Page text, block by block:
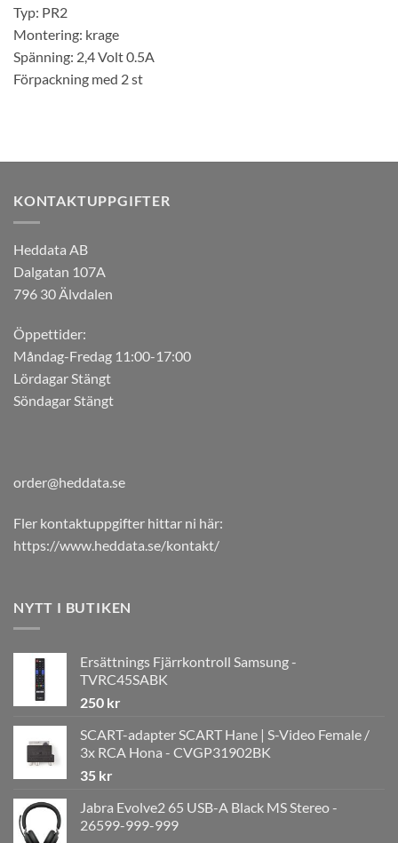
Typ: PR2
Montering: krage
Spänning: 2,4 Volt 0.5A
Förpackning med 2 st
KONTAKTUPPGIFTER
Heddata AB
Dalgatan 107A
796 30 Älvdalen
Öppettider:
Måndag-Fredag 11:00-17:00
Lördagar Stängt
Söndagar Stängt
order@heddata.se
Fler kontaktuppgifter hittar ni här:
https://www.heddata.se/kontakt/
NYTT I BUTIKEN
Ersättnings Fjärrkontroll Samsung -
TVRC45SABK
250 kr
SCART-adapter SCART Hane | S-Video Female /
3x RCA Hona - CVGP31902BK
35 kr
Jabra Evolve2 65 USB-A Black MS Stereo -
26599-999-999